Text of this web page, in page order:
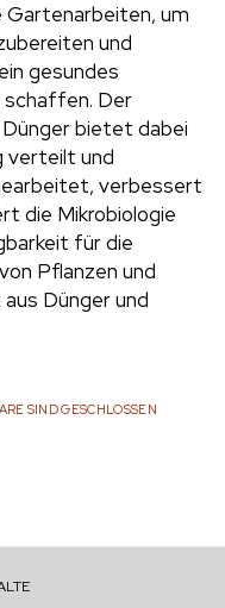
um
und
gesundes
schaffen. Der
bietet dabei
verteilt und
verbessert
die Mikrobiologie
für die
Pflanzen und
Dünger und
SIND GESCHLOSSEN